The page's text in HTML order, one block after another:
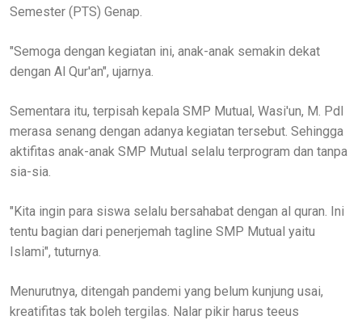
Semester (PTS) Genap.
"Semoga dengan kegiatan ini, anak-anak semakin dekat
dengan Al Qur'an", ujarnya.
Sementara itu, terpisah kepala SMP Mutual, Wasi'un, M. PdI
merasa senang dengan adanya kegiatan tersebut. Sehingga
aktifitas anak-anak SMP Mutual selalu terprogram dan tanpa
sia-sia.
"Kita ingin para siswa selalu bersahabat dengan al quran. Ini
tentu bagian dari penerjemah tagline SMP Mutual yaitu
Islami", tuturnya.
Menurutnya, ditengah pandemi yang belum kunjung usai,
kreatifitas tak boleh tergilas. Nalar pikir harus teeus